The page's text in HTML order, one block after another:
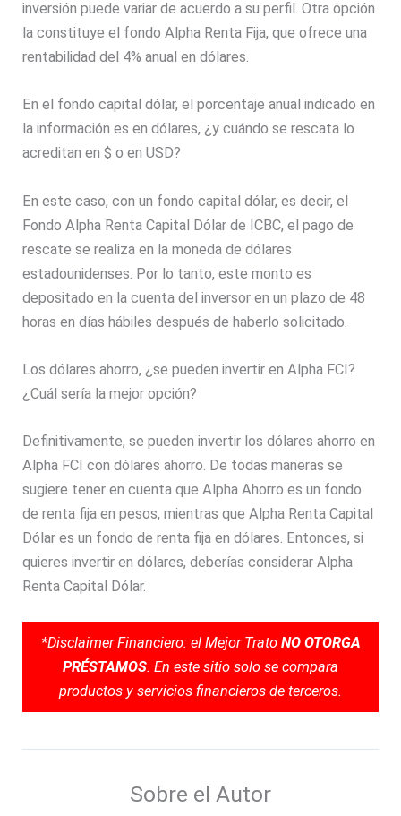
inversión puede variar de acuerdo a su perfil. Otra opción
la constituye el fondo Alpha Renta Fija, que ofrece una
rentabilidad del 4% anual en dólares.
En el fondo capital dólar, el porcentaje anual indicado en
la información es en dólares, ¿y cuándo se rescata lo
acreditan en $ o en USD?
En este caso, con un fondo capital dólar, es decir, el
Fondo Alpha Renta Capital Dólar de ICBC, el pago de
rescate se realiza en la moneda de dólares
estadounidenses. Por lo tanto, este monto es
depositado en la cuenta del inversor en un plazo de 48
horas en días hábiles después de haberlo solicitado.
Los dólares ahorro, ¿se pueden invertir en Alpha FCI?
¿Cuál sería la mejor opción?
Definitivamente, se pueden invertir los dólares ahorro en
Alpha FCI con dólares ahorro. De todas maneras se
sugiere tener en cuenta que Alpha Ahorro es un fondo
de renta fija en pesos, mientras que Alpha Renta Capital
Dólar es un fondo de renta fija en dólares. Entonces, si
quieres invertir en dólares, deberías considerar Alpha
Renta Capital Dólar.
*Disclaimer Financiero: el Mejor Trato NO OTORGA
PRÉSTAMOS. En este sitio solo se compara
productos y servicios financieros de terceros.
Sobre el Autor